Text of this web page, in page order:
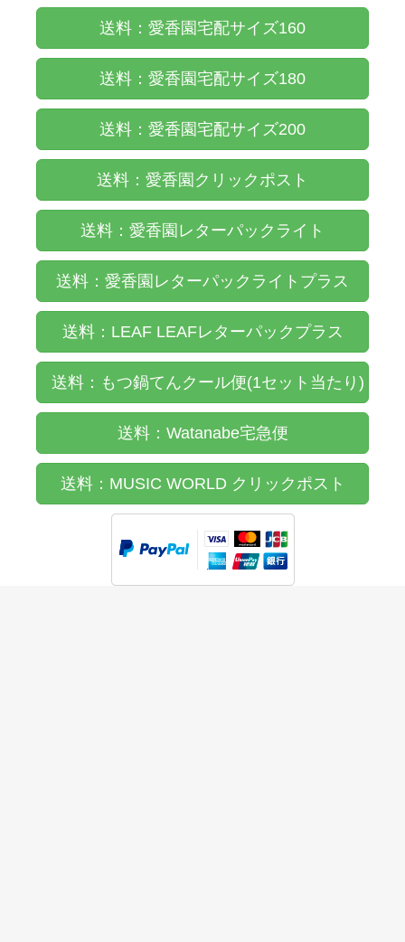
送料：愛香園宅配サイズ160
送料：愛香園宅配サイズ180
送料：愛香園宅配サイズ200
送料：愛香園クリックポスト
送料：愛香園レターパックライト
送料：愛香園レターパックライトプラス
送料：LEAF LEAFレターパックプラス
送料：もつ鍋てんクール便(1セット当たり)
送料：Watanabe宅急便
送料：MUSIC WORLD クリックポスト